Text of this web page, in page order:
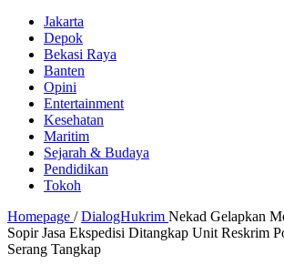
Jakarta
Depok
Bekasi Raya
Banten
Opini
Entertainment
Kesehatan
Maritim
Sejarah & Budaya
Pendidikan
Tokoh
Homepage / DialogHukrim Nekad Gelapkan
Sopir Jasa Ekspedisi Ditangkap Unit Reskrim
Serang Tangkap